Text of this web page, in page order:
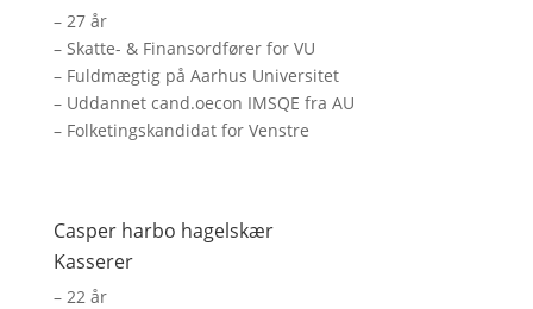
– 27 år
– Skatte- & Finansordfører for VU
– Fuldmægtig på Aarhus Universitet
– Uddannet cand.oecon IMSQE fra AU
– Folketingskandidat for Venstre
Casper harbo hagelskær
Kasserer
– 22 år